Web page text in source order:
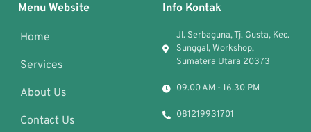
Menu Website
Home
Services
About Us
Contact Us
Info Kontak
Jl. Serbaguna, Tj. Gusta, Kec.
Sunggal, Workshop,
Sumatera Utara 20373
09.00 AM - 16.30 PM
081219931701